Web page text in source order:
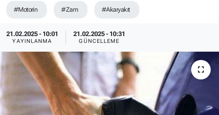
#Motorin #Zam #Akaryakıt
21.02.2025 - 10:01
YAYINLANMA
21.02.2025 - 10:31
GÜNCELLEME
UZMAN ÖĞRETMENLİK
EKONOMİ
Tüm Manşetler
Son Dakika Haberleri
Haber Arşivi